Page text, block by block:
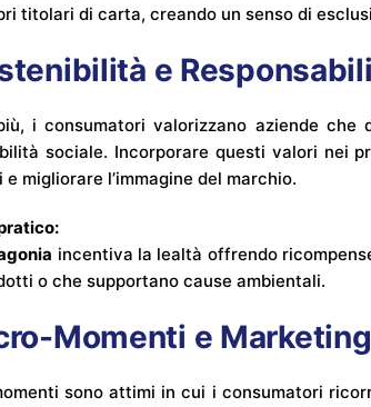
titolari di carta, creando un senso di
e
i consumatori valorizzano aziende
sociale. Incorporare questi valori nei
migliorare l’immagine del marchio.
incentiva la lealtà offrendo
o che supportano cause ambientali.
Momenti e
sono attimi in cui i consumatori